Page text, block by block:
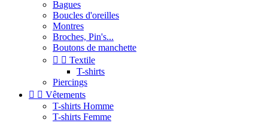
Bagues
Boucles d'oreilles
Montres
Broches, Pin's...
Boutons de manchette
  Textile
T-shirts
Piercings
  Vêtements
T-shirts Homme
T-shirts Femme